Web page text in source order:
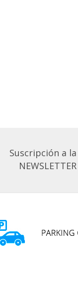
Suscripción a la
NEWSLETTER